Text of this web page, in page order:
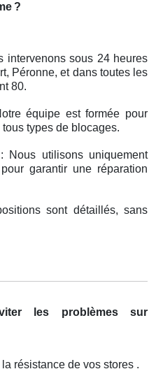
?
intervenons sous 24 heures
Péronne, et dans toutes les
80.
équipe est formée pour
types de blocages.
Nous utilisons uniquement
garantir une réparation
sont détaillés, sans
les problèmes sur
résistance de vos stores .